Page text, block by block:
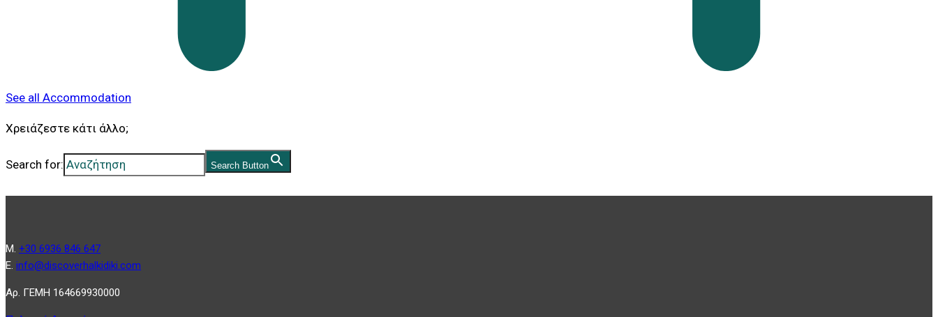
See all Accommodation
Χρειάζεστε κάτι άλλο;
Search for: Search Button
Μ. +30 6936 846 647
Ε. info@discoverhalkidiki.com
Αρ. ΓΕΜΗ 164669930000